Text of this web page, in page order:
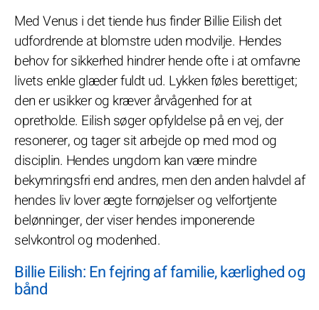
Med Venus i det tiende hus finder Billie Eilish det
udfordrende at blomstre uden modvilje. Hendes
behov for sikkerhed hindrer hende ofte i at omfavne
livets enkle glæder fuldt ud. Lykken føles berettiget;
den er usikker og kræver årvågenhed for at
opretholde. Eilish søger opfyldelse på en vej, der
resonerer, og tager sit arbejde op med mod og
disciplin. Hendes ungdom kan være mindre
bekymringsfri end andres, men den anden halvdel af
hendes liv lover ægte fornøjelser og velfortjente
belønninger, der viser hendes imponerende
selvkontrol og modenhed.
Billie Eilish: En fejring af familie, kærlighed og
bånd